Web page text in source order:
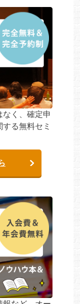
く、確定申
る無料セミ